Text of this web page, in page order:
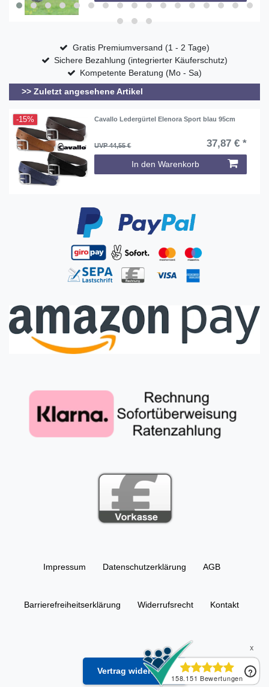
Gratis Premiumversand (1 - 2 Tage)
Sichere Bezahlung (integrierter Käuferschutz)
Kompetente Beratung (Mo - Sa)
>> Zuletzt angesehene Artikel
-15% Cavallo Ledergürtel Elenora Sport blau 95cm
UVP 44,55 € 37,87 € *
In den Warenkorb
Impressum Daten­schutz­erklärung AGB
Barrierefreiheitserklärung Widerrufs­recht Kontakt
Vertrag widerrufen